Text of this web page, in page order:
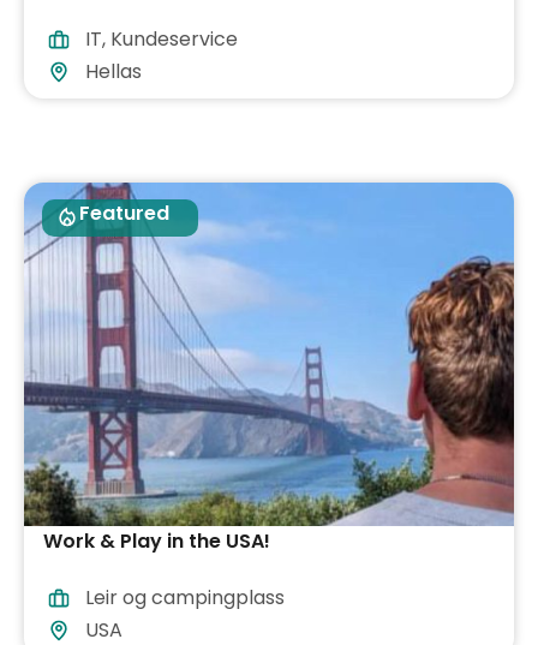
IT, Kundeservice
Hellas
Featured
Work & Play in the USA!
Leir og campingplass
USA